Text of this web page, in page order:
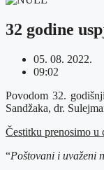
32 godine
05. 08. 2022.
09:02
Povodom 32.
Sandžaka, dr.
Čestitku prenosimo u
“Poštovani i uvaženi